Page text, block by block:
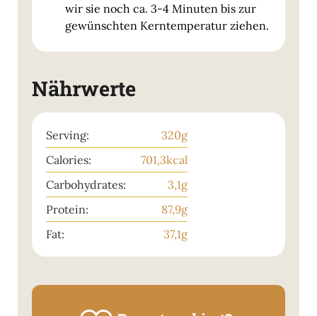
wir sie noch ca. 3-4 Minuten bis zur
gewünschten Kerntemperatur ziehen.
Nährwerte
Serving: 320g
Calories:
701,3kcal
Carbohydrates:
3,1g
Protein:
87,9g
Fat:
37,1g